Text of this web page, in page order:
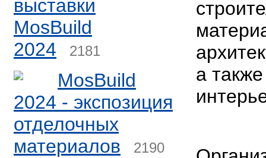
выставки
MosBuild
2024
2181
MosBuild
2024 - экспозиция
отделочных
материалов
2190
а